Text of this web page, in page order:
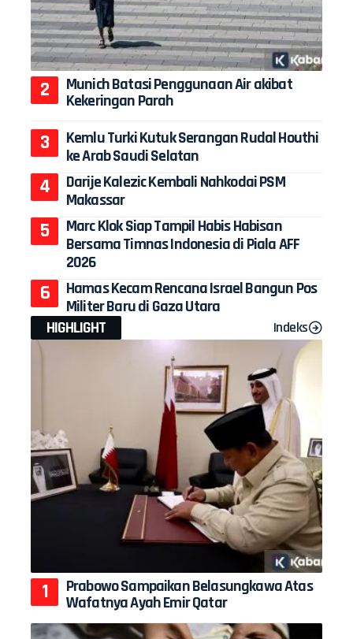
Munich Batasi Penggunaan Air akibat
Kekeringan Parah
Kemlu Turki Kutuk Serangan Rudal Houthi
ke Arab Saudi Selatan
Darije Kalezic Kembali Nahkodai PSM
Makassar
Marc Klok Siap Tampil Habis Habisan
Bersama Timnas Indonesia di Piala AFF
2026
Hamas Kecam Rencana Israel Bangun Pos
Militer Baru di Gaza Utara
HIGHLIGHT
Indeks
Prabowo Sampaikan Belasungkawa Atas
Wafatnya Ayah Emir Qatar